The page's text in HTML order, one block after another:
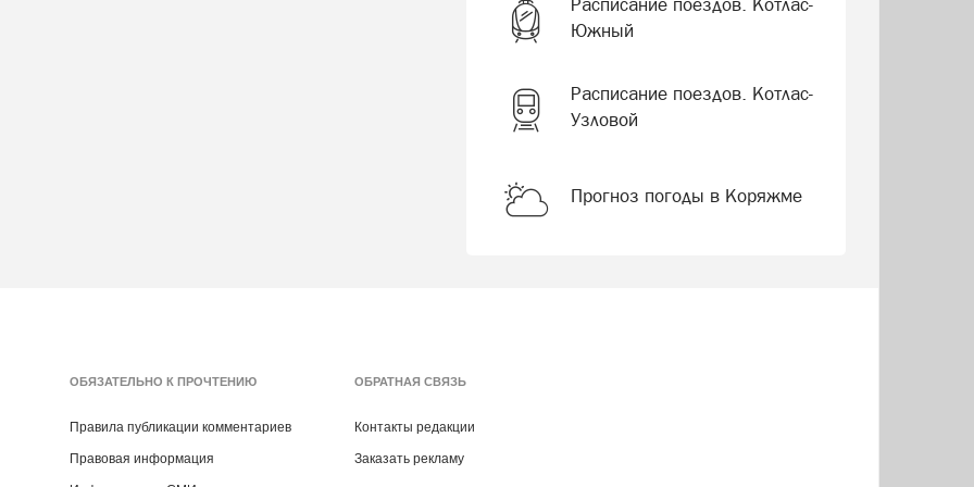
Южный
Расписание поездов. Котлас-
Узловой
Прогноз погоды в Коряжме
ОБЯЗАТЕЛЬНО К ПРОЧТЕНИЮ
Правила публикации комментариев
Правовая информация
ОБРАТНАЯ СВЯЗЬ
Контакты редакции
Заказать рекламу